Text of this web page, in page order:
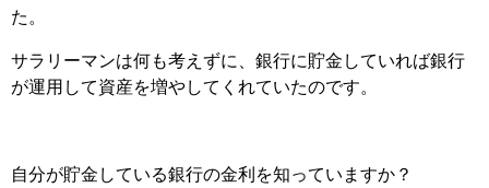
た。
サラリーマンは何も考えずに、銀行に貯金していれば銀行
が運用して資産を増やしてくれていたのです。
自分が貯金している銀行の金利を知っていますか？